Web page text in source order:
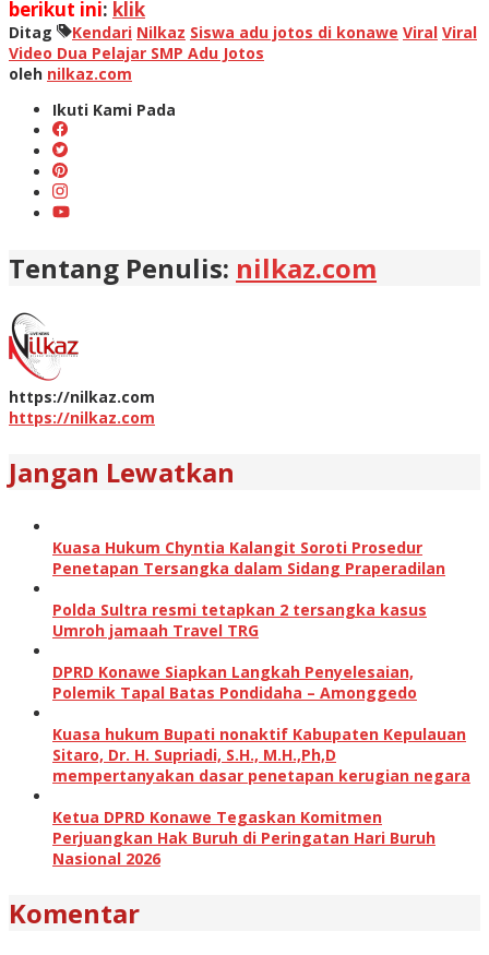
berikut ini: klik
Ditag Kendari Nilkaz Siswa adu jotos di konawe Viral Viral
Video Dua Pelajar SMP Adu Jotos
oleh nilkaz.com
Ikuti Kami Pada
Tentang Penulis: nilkaz.com
https://nilkaz.com
https://nilkaz.com
Jangan Lewatkan
Kuasa Hukum Chyntia Kalangit Soroti Prosedur
Penetapan Tersangka dalam Sidang Praperadilan
Polda Sultra resmi tetapkan 2 tersangka kasus
Umroh jamaah Travel TRG
DPRD Konawe Siapkan Langkah Penyelesaian,
Polemik Tapal Batas Pondidaha – Amonggedo
Kuasa hukum Bupati nonaktif Kabupaten Kepulauan
Sitaro, Dr. H. Supriadi, S.H., M.H.,Ph,D
mempertanyakan dasar penetapan kerugian negara
Ketua DPRD Konawe Tegaskan Komitmen
Perjuangkan Hak Buruh di Peringatan Hari Buruh
Nasional 2026
Komentar